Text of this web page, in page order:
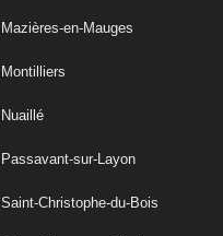
Mazières-en-Mauges
Montilliers
Nuaillé
Passavant-sur-Layon
Saint-Christophe-du-Bois